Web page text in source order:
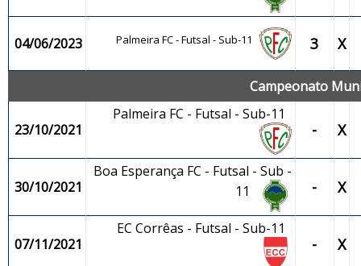
04/06/2023 Palmeira FC - Futsal - Sub-11 3 X
Campeonato
23/10/2021
Palmeira FC - Futsal - Sub-11
- X
30/10/2021
Boa Esperança FC - Futsal - Sub -
11
- X
07/11/2021
EC Corrêas - Futsal - Sub-11
- X